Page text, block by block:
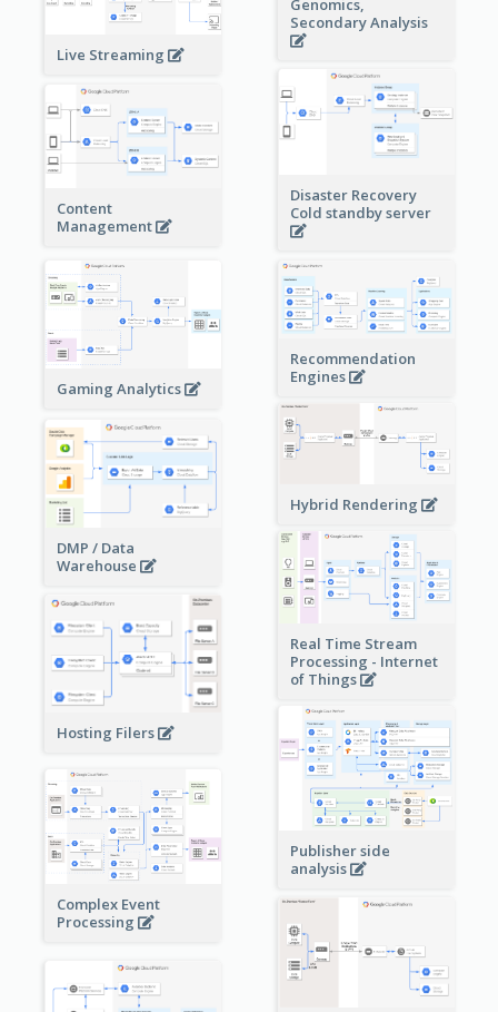
Genomics,
Secondary Analysis
Live Streaming
Disaster Recovery
Cold standby server
Content
Management
Gaming Analytics
Recommendation
Engines
Hybrid Rendering
DMP / Data
Warehouse
Real Time Stream
Processing - Internet
of Things
Hosting Filers
Publisher side
analysis
Complex Event
Processing